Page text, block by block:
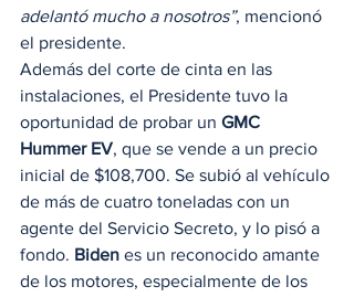
adelantó mucho a nosotros”, mencionó
el presidente.
Además del corte de cinta en las
instalaciones, el Presidente tuvo la
oportunidad de probar un GMC
Hummer EV, que se vende a un precio
inicial de $108,700. Se subió al vehículo
de más de cuatro toneladas con un
agente del Servicio Secreto, y lo pisó a
fondo. Biden es un reconocido amante
de los motores, especialmente de los